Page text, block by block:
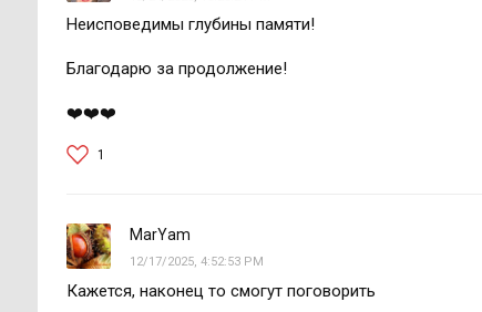
Неисповедимы глубины памяти!
Благодарю за продолжение!
❤️❤️❤️
1
MarYam
12/17/2025, 4:52:53 PM
Кажется, наконец то смогут поговорить